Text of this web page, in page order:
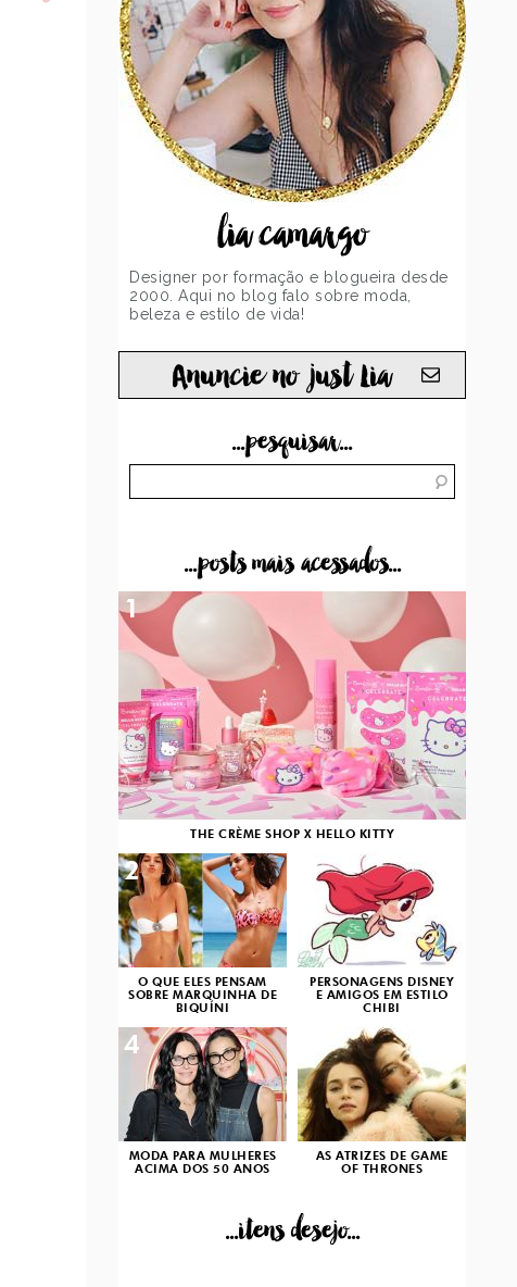
lia camargo
Designer por formação e blogueira desde
2000. Aqui no blog falo sobre moda,
beleza e estilo de vida!
Anuncie no just Lia
...pesquisar...
...posts mais acessados...
THE CRÈME SHOP X HELLO KITTY
1
O QUE ELES PENSAM
SOBRE MARQUINHA DE
BIQUÍNI
2
PERSONAGENS DISNEY
E AMIGOS EM ESTILO
CHIBI
3
MODA PARA MULHERES
ACIMA DOS 50 ANOS
4
AS ATRIZES DE GAME
OF THRONES
...itens desejo...